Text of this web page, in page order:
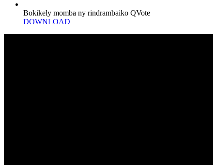
Bokikely momba ny rindrambaiko QVote
DOWNLOAD